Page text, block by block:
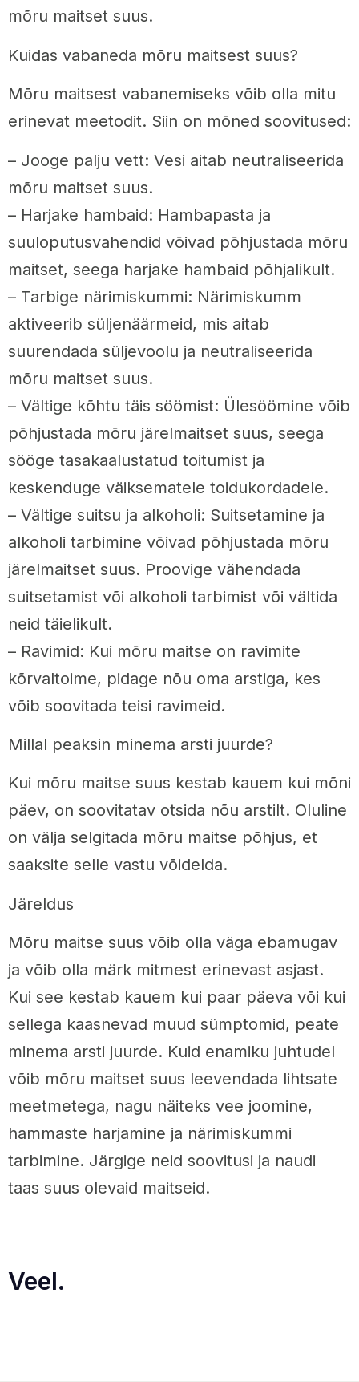
mõru maitset suus.
Kuidas vabaneda mõru maitsest suus?
Mõru maitsest vabanemiseks võib olla mitu
erinevat meetodit. Siin on mõned soovitused:
– Jooge palju vett: Vesi aitab neutraliseerida
mõru maitset suus.
– Harjake hambaid: Hambapasta ja
suuloputusvahendid võivad põhjustada mõru
maitset, seega harjake hambaid põhjalikult.
– Tarbige närimiskummi: Närimiskumm
aktiveerib süljenäärmeid, mis aitab
suurendada süljevoolu ja neutraliseerida
mõru maitset suus.
– Vältige kõhtu täis söömist: Ülesöömine võib
põhjustada mõru järelmaitset suus, seega
sööge tasakaalustatud toitumist ja
keskenduge väiksematele toidukordadele.
– Vältige suitsu ja alkoholi: Suitsetamine ja
alkoholi tarbimine võivad põhjustada mõru
järelmaitset suus. Proovige vähendada
suitsetamist või alkoholi tarbimist või vältida
neid täielikult.
– Ravimid: Kui mõru maitse on ravimite
kõrvaltoime, pidage nõu oma arstiga, kes
võib soovitada teisi ravimeid.
Millal peaksin minema arsti juurde?
Kui mõru maitse suus kestab kauem kui mõni
päev, on soovitatav otsida nõu arstilt. Oluline
on välja selgitada mõru maitse põhjus, et
saaksite selle vastu võidelda.
Järeldus
Mõru maitse suus võib olla väga ebamugav
ja võib olla märk mitmest erinevast asjast.
Kui see kestab kauem kui paar päeva või kui
sellega kaasnevad muud sümptomid, peate
minema arsti juurde. Kuid enamiku juhtudel
võib mõru maitset suus leevendada lihtsate
meetmetega, nagu näiteks vee joomine,
hammaste harjamine ja närimiskummi
tarbimine. Järgige neid soovitusi ja naudi
taas suus olevaid maitseid.
Veel.